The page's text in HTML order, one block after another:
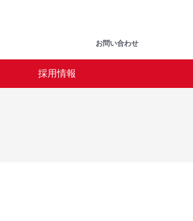
採用情報
お問い合わせ